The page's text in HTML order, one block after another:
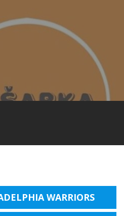
WARRIORS